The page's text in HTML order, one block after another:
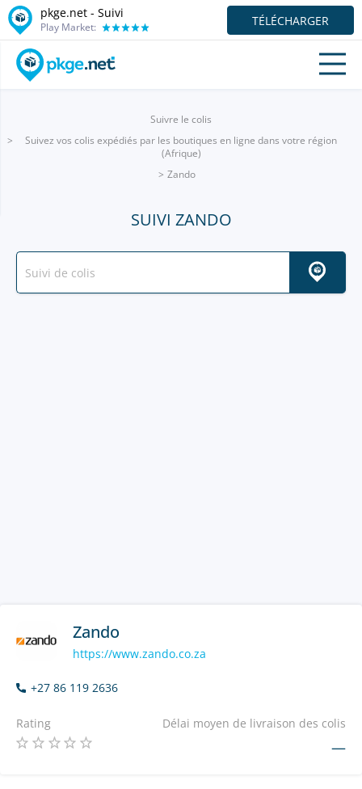
pkge.net - Suivi
Play Market: TÉLÉCHARGER
Suivre le colis
Suivez vos colis expédiés par les boutiques en ligne dans votre région
(Afrique)
Zando
SUIVI ZANDO
Zando
https://www.zando.co.za
+27 86 119 2636
Rating Délai moyen de livraison des colis
—